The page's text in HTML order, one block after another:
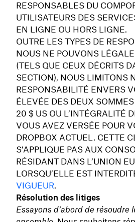
RESPONSABLES DU
UTILISATEURS DES
EN LIGNE OU HORS LIGNE.
OUTRE LES TYPES DE
NOUS NE POUVONS
(TELS QUE CEUX DÉCRITS
SECTION), NOUS LIMITONS
RESPONSABILITÉ ENVERS
ÉLEVÉE DES DEUX
20 $ US OU L’INTÉGRALITÉ
VOUS AVEZ VERSÉE POUR
DROPBOX ACTUEL. CETTE
S’APPLIQUE PAS AUX
RÉSIDANT DANS L’UNION
LORSQU’ELLE EST
VIGUEUR.
Résolution des litiges
Essayons d’abord de résoudre